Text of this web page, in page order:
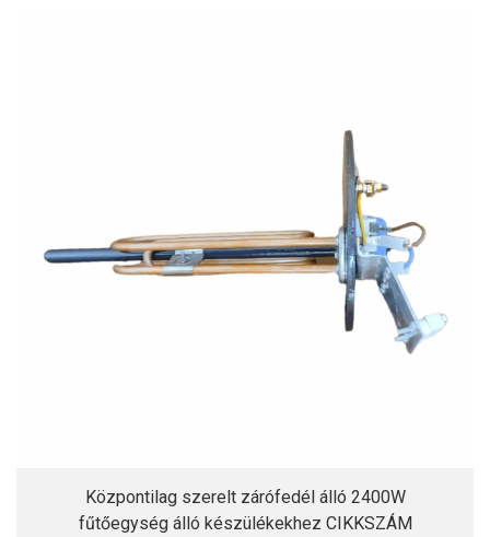
Központilag szerelt zárófedél álló 2400W
fűtőegység álló készülékekhez CIKKSZÁM